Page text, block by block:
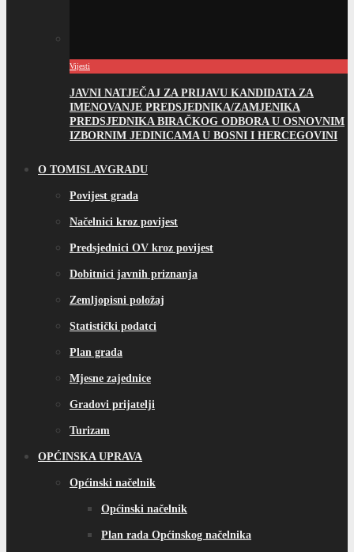
Vijesti
JAVNI NATJEČAJ ZA PRIJAVU KANDIDATA ZA
IMENOVANJE PREDSJEDNIKA/ZAMJENIKA
PREDSJEDNIKA BIRAČKOG ODBORA U OSNOVNIM
IZBORNIM JEDINICAMA U BOSNI I HERCEGOVINI
O TOMISLAVGRADU
Povijest grada
Načelnici kroz povijest
Predsjednici OV kroz povijest
Dobitnici javnih priznanja
Zemljopisni položaj
Statistički podatci
Plan grada
Mjesne zajednice
Gradovi prijatelji
Turizam
OPĆINSKA UPRAVA
Općinski načelnik
Općinski načelnik
Plan rada Općinskog načelnika